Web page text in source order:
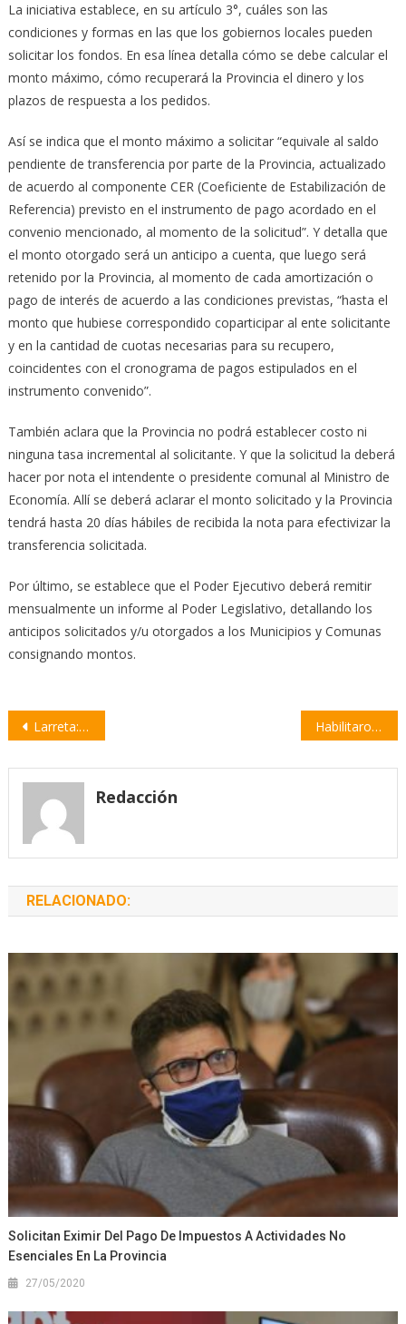
La iniciativa establece, en su artículo 3°, cuáles son las
condiciones y formas en las que los gobiernos locales pueden
solicitar los fondos. En esa línea detalla cómo se debe calcular el
monto máximo, cómo recuperará la Provincia el dinero y los
plazos de respuesta a los pedidos.
Así se indica que el monto máximo a solicitar “equivale al saldo
pendiente de transferencia por parte de la Provincia, actualizado
de acuerdo al componente CER (Coeficiente de Estabilización de
Referencia) previsto en el instrumento de pago acordado en el
convenio mencionado, al momento de la solicitud”. Y detalla que
el monto otorgado será un anticipo a cuenta, que luego será
retenido por la Provincia, al momento de cada amortización o
pago de interés de acuerdo a las condiciones previstas, “hasta el
monto que hubiese correspondido coparticipar al ente solicitante
y en la cantidad de cuotas necesarias para su recupero,
coincidentes con el cronograma de pagos estipulados en el
instrumento convenido”.
También aclara que la Provincia no podrá establecer costo ni
ninguna tasa incremental al solicitante. Y que la solicitud la deberá
hacer por nota el intendente o presidente comunal al Ministro de
Economía. Allí se deberá aclarar el monto solicitado y la Provincia
tendrá hasta 20 días hábiles de recibida la nota para efectivizar la
transferencia solicitada.
Por último, se establece que el Poder Ejecutivo deberá remitir
mensualmente un informe al Poder Legislativo, detallando los
anticipos solicitados y/u otorgados a los Municipios y Comunas
consignando montos.
Navegación
entradas
Larreta: «La Argentina merece mucho más que esta pelea interna» Habilitaron un trámite instantáneo para autorizar a menores a salir del país
Redacción
RELACIONADO:
Solicitan Eximir Del Pago De Impuestos A Actividades No
Esenciales En La Provincia
27/05/2020